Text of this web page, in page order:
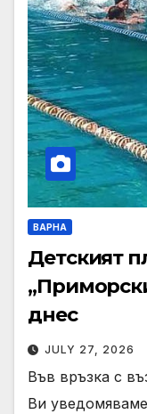
ВАРНА
Детският
днес
JULY 27, 2026
Във връзка с
Ви